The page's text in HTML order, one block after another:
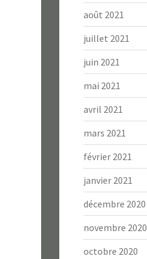
août 2021
juillet 2021
juin 2021
mai 2021
avril 2021
mars 2021
février 2021
janvier 2021
décembre 2020
novembre 2020
octobre 2020